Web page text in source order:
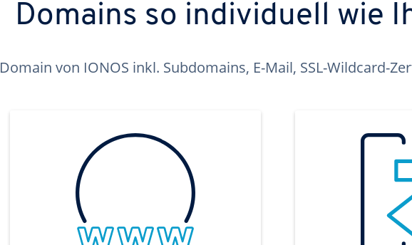
Domains so individuell wie
Domain von IONOS inkl. Subdomains, E-Mail, SSL-Wildcard-